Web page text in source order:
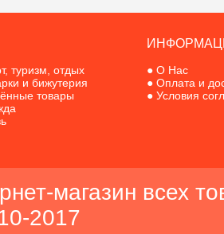
туризм, отдых
и бижутерия
товары
● О Нас
● Оплата и
● Условия
магазин всех
2017